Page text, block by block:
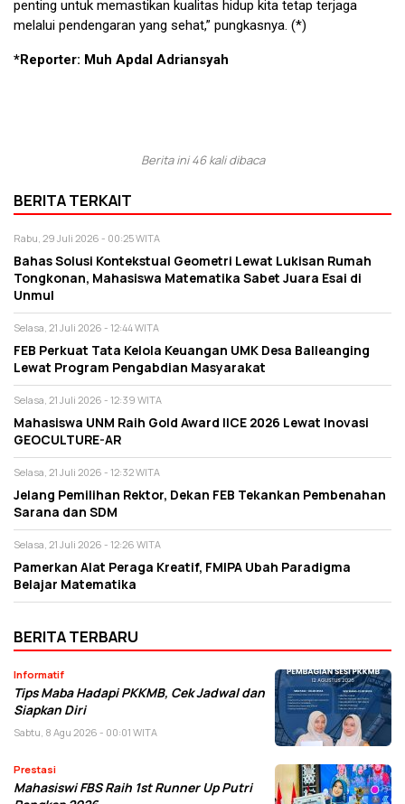
penting untuk memastikan kualitas hidup kita tetap terjaga
melalui pendengaran yang sehat,” pungkasnya. (*)
*Reporter: Muh Apdal Adriansyah
Berita ini 46 kali dibaca
BERITA TERKAIT
Rabu, 29 Juli 2026 - 00:25 WITA
Bahas Solusi Kontekstual Geometri Lewat Lukisan Rumah
Tongkonan, Mahasiswa Matematika Sabet Juara Esai di
Unmul
Selasa, 21 Juli 2026 - 12:44 WITA
FEB Perkuat Tata Kelola Keuangan UMK Desa Balleanging
Lewat Program Pengabdian Masyarakat
Selasa, 21 Juli 2026 - 12:39 WITA
Mahasiswa UNM Raih Gold Award IICE 2026 Lewat Inovasi
GEOCULTURE-AR
Selasa, 21 Juli 2026 - 12:32 WITA
Jelang Pemilihan Rektor, Dekan FEB Tekankan Pembenahan
Sarana dan SDM
Selasa, 21 Juli 2026 - 12:26 WITA
Pamerkan Alat Peraga Kreatif, FMIPA Ubah Paradigma
Belajar Matematika
BERITA TERBARU
Informatif
Tips Maba Hadapi PKKMB, Cek Jadwal dan
Siapkan Diri
Sabtu, 8 Agu 2026 - 00:01 WITA
Prestasi
Mahasiswi FBS Raih 1st Runner Up Putri